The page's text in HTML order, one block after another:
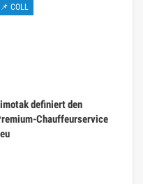
📌 COLL
definiert den
Chauffeurservice